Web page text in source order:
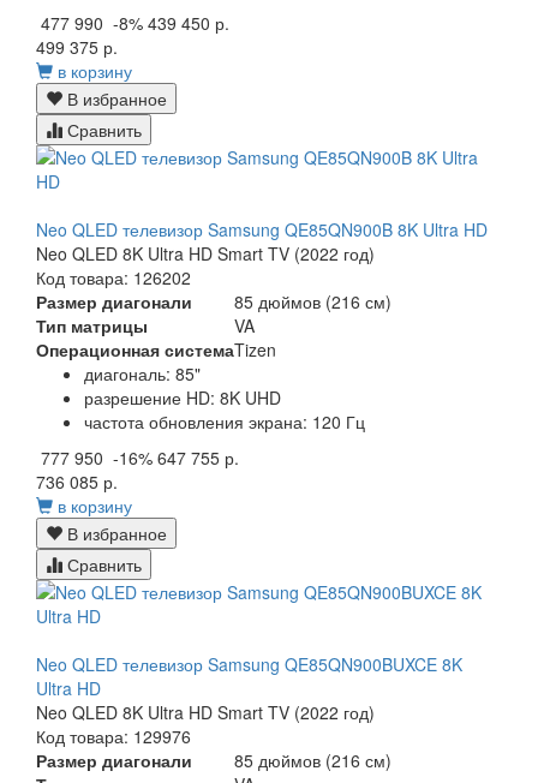
477 990 -8% 439 450 р.
499 375 р.
в корзину
В избранное
Сравнить
Neo QLED телевизор Samsung QE85QN900B 8K Ultra HD
Neo QLED 8K Ultra HD Smart TV (2022 год)
Код товара: 126202
Размер диагонали
85 дюймов (216 см)
Тип матрицы
VA
Операционная системаTizen
диагональ: 85"
разрешение HD: 8K UHD
частота обновления экрана: 120 Гц
777 950 -16% 647 755 р.
736 085 р.
в корзину
В избранное
Сравнить
Neo QLED телевизор Samsung QE85QN900BUXCE 8K
Ultra HD
Neo QLED 8K Ultra HD Smart TV (2022 год)
Код товара: 129976
Размер диагонали
85 дюймов (216 см)